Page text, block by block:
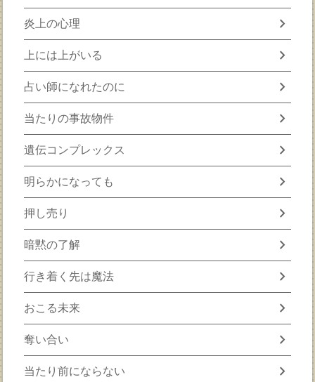
炎上の心理 chevron_right
上には上がいる chevron_right
占い師になれたのに chevron_right
当たりの事故物件 chevron_right
遺伝コンプレックス chevron_right
明らかになっても chevron_right
押し売り chevron_right
暗黙の了解 chevron_right
行き着く先は魔法 chevron_right
おこる未来 chevron_right
奪い合い chevron_right
当たり前にならない chevron_right